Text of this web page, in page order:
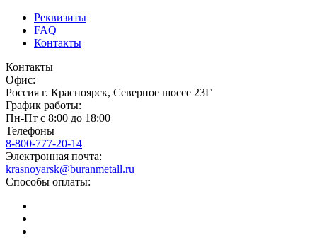
Реквизиты
FAQ
Контакты
Контакты
Офис:
Россия г. Красноярск, Северное шоссе 23Г
График работы:
Пн-Пт с 8:00 до 18:00
Телефоны
8-800-777-20-14
Электронная почта:
krasnoyarsk@buranmetall.ru
Способы оплаты: